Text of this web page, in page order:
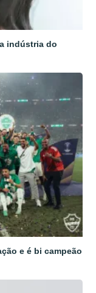
indústria do
e é bi campeão